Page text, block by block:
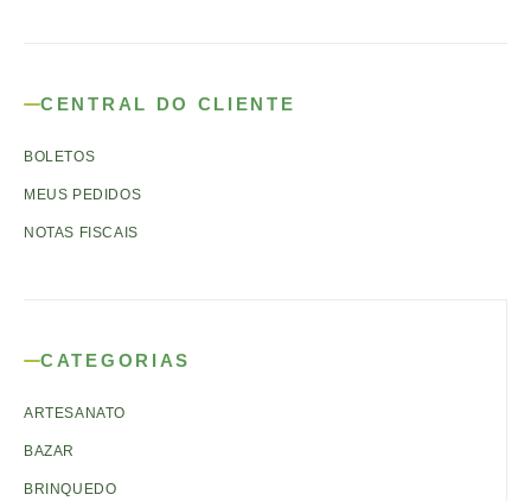
CENTRAL DO CLIENTE
BOLETOS
MEUS PEDIDOS
NOTAS FISCAIS
CATEGORIAS
ARTESANATO
BAZAR
BRINQUEDO